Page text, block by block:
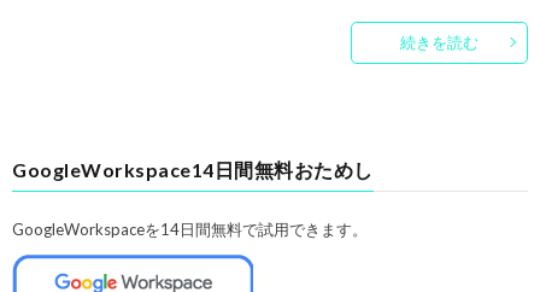
続きを読む
GoogleWorkspace14日間無料おためし
GoogleWorkspaceを14日間無料で試用できます。